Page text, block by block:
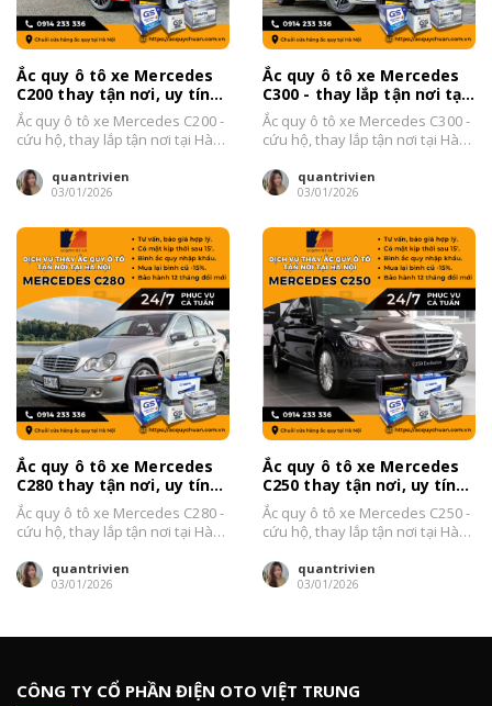
Ắc quy ô tô xe Mercedes
C200 thay tận nơi, uy tín
tại Hà Nội 2026
Ắc quy ô tô xe Mercedes C200 -
cứu hộ, thay lắp tận nơi tại Hà
quantrivien
03/01/2026
Ắc quy ô tô xe Mercedes
C300 - thay lắp tận nơi tại
Hà Nội 2026
Ắc quy ô tô xe Mercedes C300 -
cứu hộ, thay lắp tận nơi tại Hà
quantrivien
03/01/2026
Ắc quy ô tô xe Mercedes
C280 thay tận nơi, uy tín
tại Hà Nội 2026
Ắc quy ô tô xe Mercedes C280 -
cứu hộ, thay lắp tận nơi tại Hà
quantrivien
03/01/2026
Ắc quy ô tô xe Mercedes
C250 thay tận nơi, uy tín
tại Hà Nội 2026
Ắc quy ô tô xe Mercedes C250 -
cứu hộ, thay lắp tận nơi tại Hà
quantrivien
03/01/2026
CÔNG TY CỔ PHẦN ĐIỆN OTO VIỆT TRUNG